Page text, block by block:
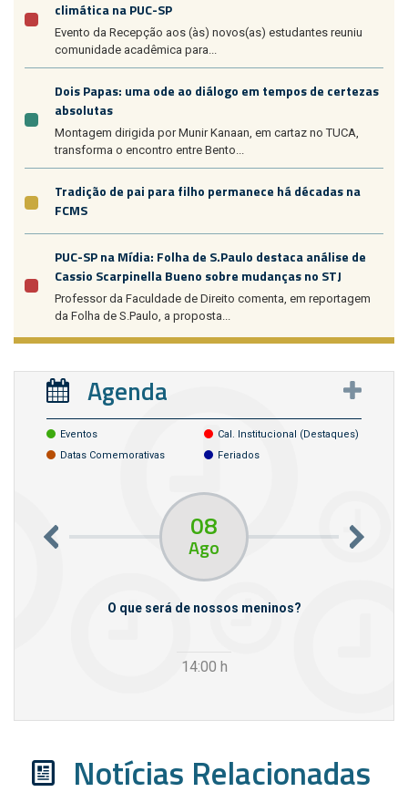
climática na PUC-SP
Evento da Recepção aos (às) novos(as) estudantes reuniu
comunidade acadêmica para...
Dois Papas: uma ode ao diálogo em tempos de certezas
absolutas
Montagem dirigida por Munir Kanaan, em cartaz no TUCA,
transforma o encontro entre Bento...
Tradição de pai para filho permanece há décadas na
FCMS
PUC-SP na Mídia: Folha de S.Paulo destaca análise de
Cassio Scarpinella Bueno sobre mudanças no STJ
Professor da Faculdade de Direito comenta, em reportagem
da Folha de S.Paulo, a proposta...
Agenda
Eventos
Cal. Institucional (destaques)
Datas Comemorativas
Feriados
08
Ago
O que será de nossos meninos?
14:00 h
Notícias Relacionadas